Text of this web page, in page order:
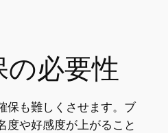
必要性
保も難しくさせます。ブ
度や好感度が上がること